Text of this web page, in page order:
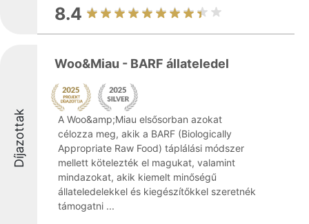
8.4
Díjazottak
Woo&Miau - BARF állateledel
A Woo&amp;Miau elsősorban azokat
célozza meg, akik a BARF (Biologically
Appropriate Raw Food) táplálási módszer
mellett kötelezték el magukat, valamint
mindazokat, akik kiemelt minőségű
állateledelekkel és kiegészítőkkel szeretnék
támogatni ...